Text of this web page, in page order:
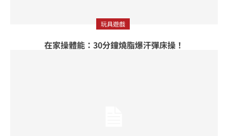
玩具遊戲
在家操體能：30分鐘燒脂爆汗彈床操！